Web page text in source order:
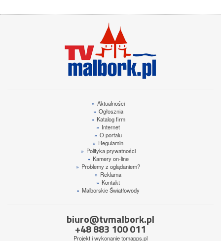
» Aktualności
» Ogłosznia
» Katalog firm
» Internet
» O portalu
» Regulamin
» Polityka prywatności
» Kamery on-line
» Problemy z oglądaniem?
» Reklama
» Kontakt
» Malborskie Światłowody
biuro@tvmalbork.pl
+48 883 100 011
Projekt i wykonanietomapps.pl